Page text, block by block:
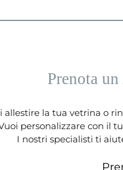
Prenota
allestire la tua vetrina o
personalizzare con il
I nostri specialisti ti